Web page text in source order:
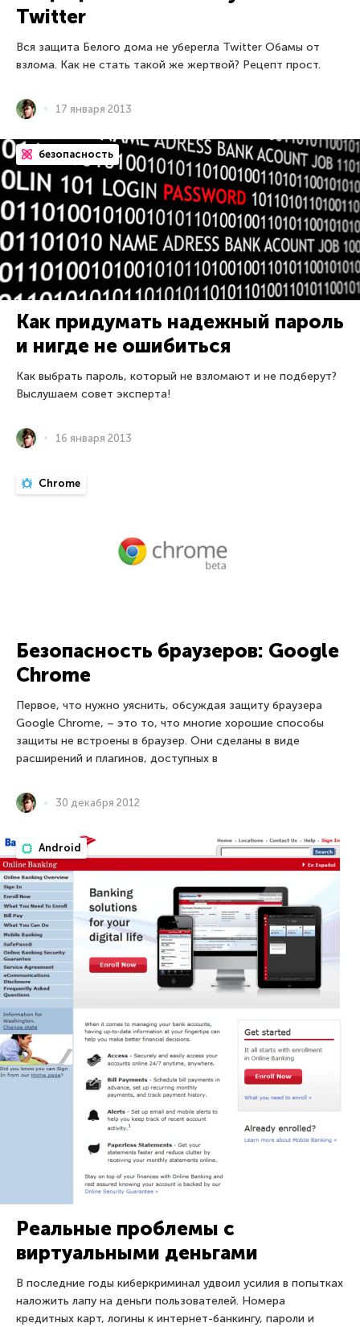
Twitter
Вся защита Белого дома не уберегла Twitter Обамы от
взлома. Как не стать такой же жертвой? Рецепт прост.
17 января 2013
безопасность
Как придумать надежный пароль
и нигде не ошибиться
Как выбрать пароль, который не взломают и не подберут?
Выслушаем совет эксперта!
16 января 2013
Chrome
Безопасность браузеров: Google
Chrome
Первое, что нужно уяснить, обсуждая защиту браузера
Google Chrome, – это то, что многие хорошие способы
защиты не встроены в браузер. Они сделаны в виде
расширений и плагинов, доступных в
30 декабря 2012
Android
Реальные проблемы с
виртуальными деньгами
В последние годы киберкриминал удвоил усилия в попытках
наложить лапу на деньги пользователей. Номера
кредитных карт, логины к интернет-банкингу, пароли и